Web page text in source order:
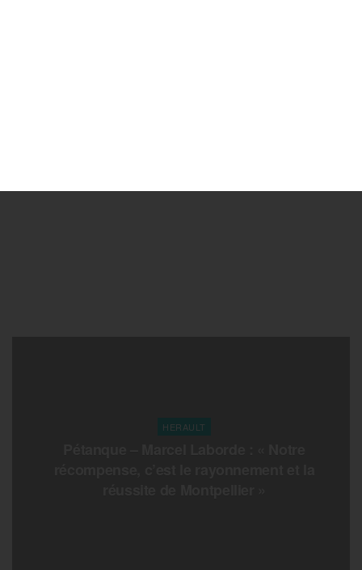
HERAULT